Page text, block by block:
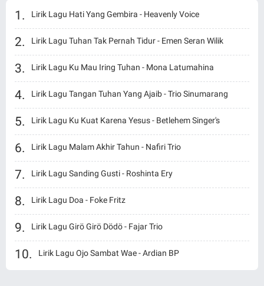
Lirik Lagu Hati Yang Gembira - Heavenly Voice
Lirik Lagu Tuhan Tak Pernah Tidur - Emen Seran Wilik
Lirik Lagu Ku Mau Iring Tuhan - Mona Latumahina
Lirik Lagu Tangan Tuhan Yang Ajaib - Trio Sinumarang
Lirik Lagu Ku Kuat Karena Yesus - Betlehem Singer's
Lirik Lagu Malam Akhir Tahun - Nafiri Trio
Lirik Lagu Sanding Gusti - Roshinta Ery
Lirik Lagu Doa - Foke Fritz
Lirik Lagu Girö Girö Dödö - Fajar Trio
Lirik Lagu Ojo Sambat Wae - Ardian BP